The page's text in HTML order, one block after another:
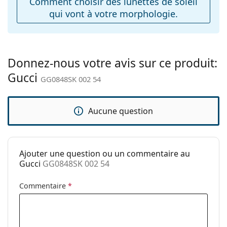
Non
Accessoires
Tissu de
nettoyage:
Oui
Pour hommes
Catégorie:
Lunettes de soleil
Utilisation:
Mode
qui vont à votre morphologie.
Donnez-nous votre avis sur ce produit:
Gucci GG0848SK 002 54
Aucune question
Ajouter une question ou un commentaire au
Gucci GG0848SK 002 54
Commentaire *